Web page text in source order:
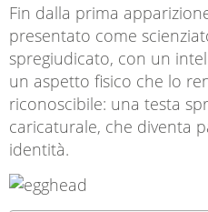
Fin dalla prima
presentato come
spregiudicato, con un
un aspetto fisico che lo
riconoscibile: una testa
caricaturale, che diventa
identità.